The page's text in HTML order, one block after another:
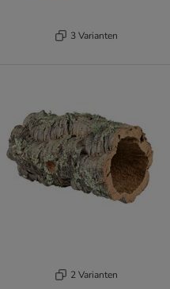
3 Varianten
2 Varianten